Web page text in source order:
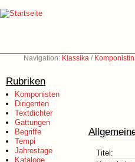
Navigation: Klassika /
Rubriken
Komponisten
Dirigenten
Textdichter
Gattungen
Begriffe
Tempi
Jahrestage
Kataloge
Titel: